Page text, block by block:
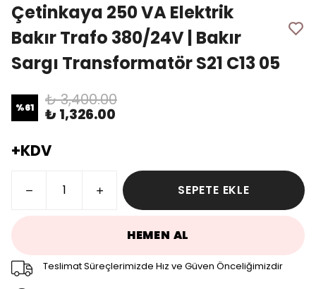
Çetinkaya 250 VA Elektrik
Bakır Trafo 380/24V | Bakır
Sargı Transformatör S21 C13 05
%61 ₺ 3,400.00
₺ 1,326.00
+KDV
SEPETE EKLE
HEMEN AL
Teslimat Süreçlerimizde Hız ve Güven Önceliğimizdir